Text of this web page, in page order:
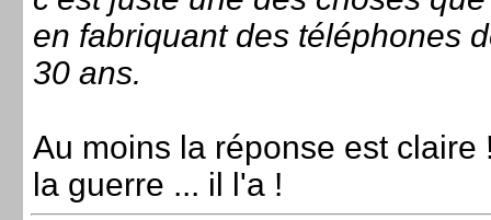
en fabriquant des téléphones
30 ans.
Au moins la réponse est claire
la guerre ... il l'a !